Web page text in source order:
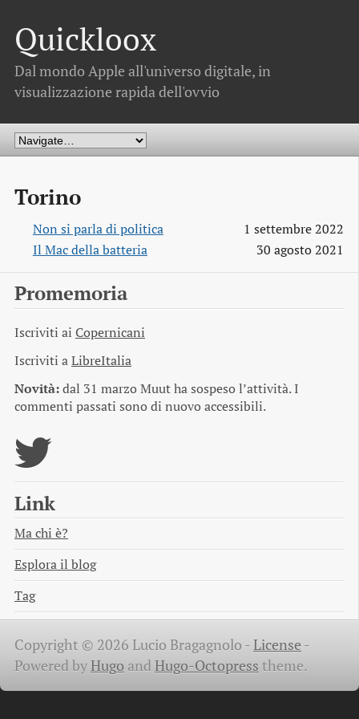
Quickloox
Dal mondo Apple all'universo digitale, in
visualizzazione rapida dell'ovvio
Torino
Non si parla di politica
1 settembre 2022
Il Mac della batteria
30 agosto 2021
Promemoria
Iscriviti ai Copernicani
Iscriviti aLibreItalia
Novità:dal 31 marzo Muut ha sospeso l’attività. I
commenti passati sono di nuovo accessibili.
Link
Ma chi è?
Esplora il blog
Tag
Copyright © 2026 Lucio Bragagnolo -License -
Powered byHugo and Hugo-Octopress theme.